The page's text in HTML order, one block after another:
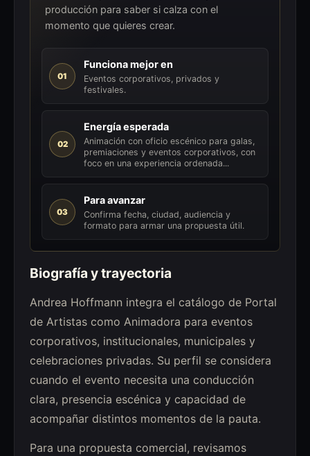
producción para saber si calza con el
momento que quieres crear.
01
Funciona mejor en
Eventos corporativos, privados y
festivales.
02
Energía esperada
Animación con oficio escénico para galas,
premiaciones y eventos corporativos, con
foco en una experiencia ordenada...
03
Para avanzar
Confirma fecha, ciudad, audiencia y
formato para armar una propuesta útil.
Biografía y trayectoria
Andrea Hoffmann integra el catálogo de Portal
de Artistas como Animadora para eventos
corporativos, institucionales, municipales y
celebraciones privadas. Su perfil se considera
cuando el evento necesita una conducción
clara, presencia escénica y capacidad de
acompañar distintos momentos de la pauta.
Para una propuesta comercial, revisamos